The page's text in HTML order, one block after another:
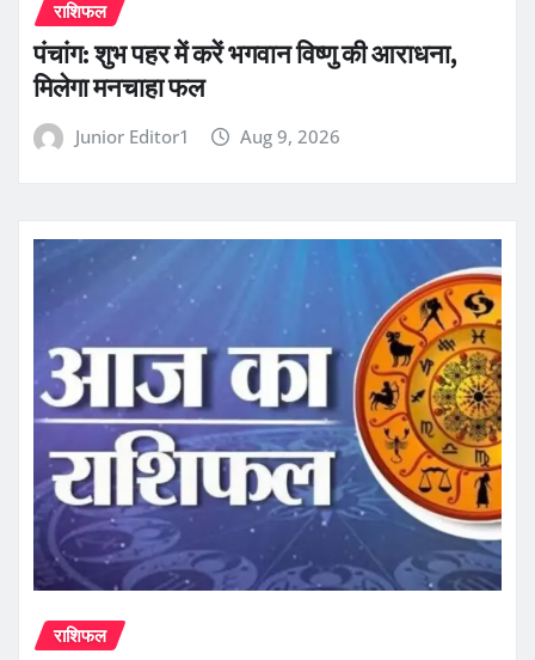
राशिफल
पंचांग: शुभ पहर में करें भगवान विष्णु की आराधना,
मिलेगा मनचाहा फल
Junior Editor1 Aug 9, 2026
राशिफल